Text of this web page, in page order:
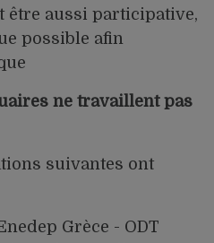
être aussi participative,
possible afin
ne travaillent pas
suivantes ont
Grèce - ODT